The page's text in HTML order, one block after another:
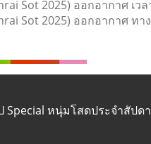
Sot 2025) ออกอากาศ เว
Sot 2025) ออกอากาศ ทา
Special หนุ่มโสดประจำสัป